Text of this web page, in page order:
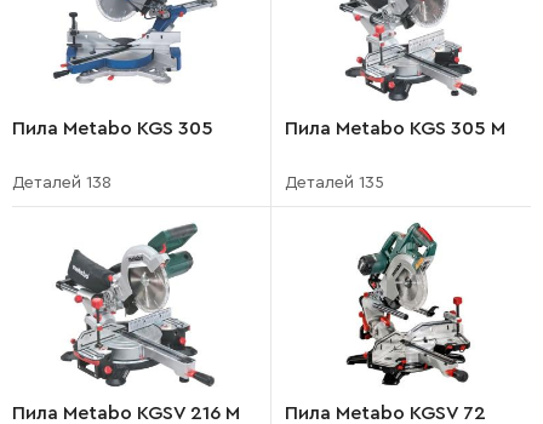
Пила Metabo KGS 305
Деталей 138
Пила Metabo KGS 305 M
Деталей 135
Пила Metabo KGSV 216 M
Пила Metabo KGSV 72